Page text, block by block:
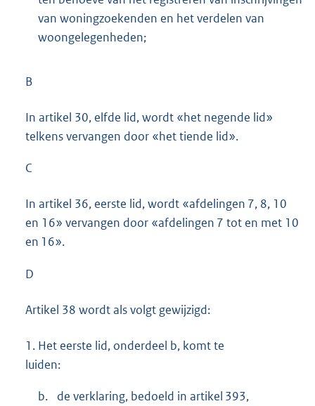
van woningzoekenden en het verdelen van
woongelegenheden;
B
In artikel 30, elfde lid, wordt «het negende lid»
telkens vervangen door «het tiende lid».
C
In artikel 36, eerste lid, wordt «afdelingen 7, 8, 10
en 16» vervangen door «afdelingen 7 tot en met 10
en 16».
D
Artikel 38 wordt als volgt gewijzigd:
1. Het eerste lid, onderdeel b, komt te
luiden:
b.
de verklaring, bedoeld in artikel 393,